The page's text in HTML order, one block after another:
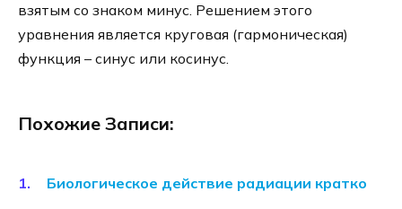
взятым со знаком минус. Решением этого
уравнения является круговая (гармоническая)
функция – синус или косинус.
Похожие Записи:
Биологическое действие радиации кратко